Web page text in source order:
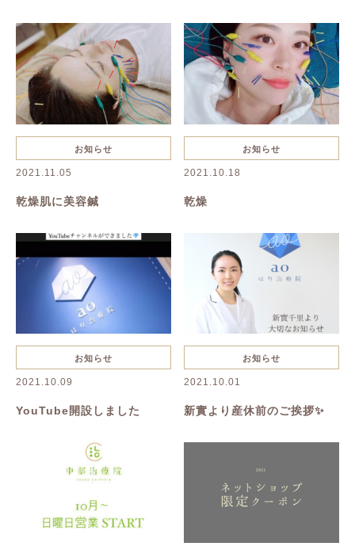
美肌 名古屋美容鍼 名古屋市美容鍼
綺麗になりたい 乾燥 たるみ
イボ シミ
キャンペーン お知らせ
お知らせ
2021.11.05
乾燥肌に美容鍼
お知らせ
2021.10.18
乾燥
お知らせ
2021.10.09
YouTube開設しました
お知らせ
2021.10.01
新實より産休前のご挨拶✨